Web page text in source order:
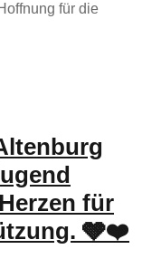
für die
für
🩶❤️